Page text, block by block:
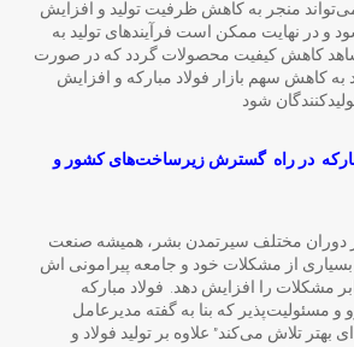
منجر به کاهش ظرفیت تولید و افزایش
و در نهایت ممکن است فرآیندهای تولید به
کاهش کیفیت محصولات گردد که در صورت
به کاهش سهم بازار فولاد مبارکه و افزایش
شود
در راه گسترش زیرساختهای کشور و
دوران مختلف سیرتمدن بشر، همیشه صنعت
از مشکلات خود و جامعه پیرامونی اش
مشکلات را افزایش دهد. فولاد مبارکه
و مسئولیت‌پذیر که بنا به گفته مدیرعامل
بهتر تلاش می‌کند” علاوه بر تولید فولاد و